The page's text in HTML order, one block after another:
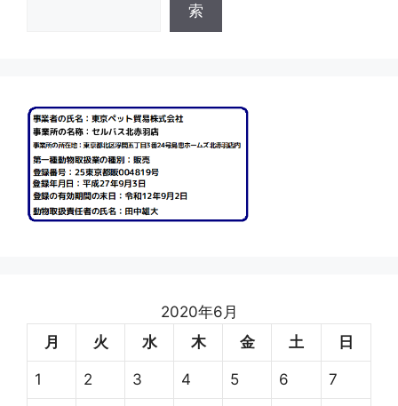
索
2020年6月
月
火 水 木 金 土 日
1 2 3 4 5 6 7